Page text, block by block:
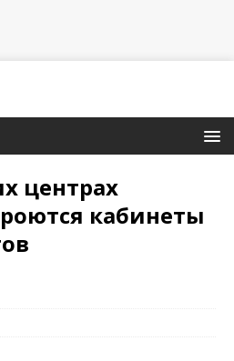
центрах
кабинеты